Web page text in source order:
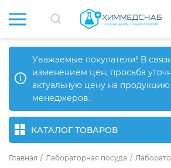
Уважаемые покупатели! В
изменением цен, просьба
актуальную цену на продукцию
менеджеров.
КАТАЛОГ ТОВАРОВ
Главная / Лабораторная посуда /